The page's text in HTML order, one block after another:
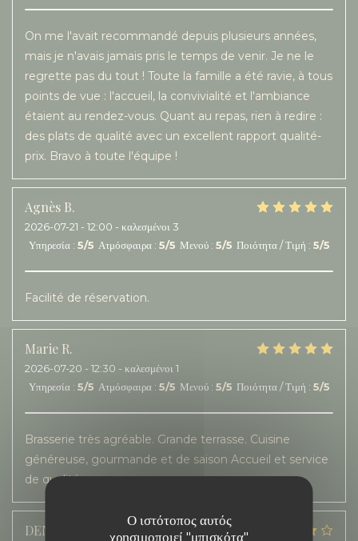
Ο ιστότοπος αυτός
χρησιμοποιεί "μπισκότα"
On me l'avait recommandé depuis plusieurs années,
mais je n'avais jamais pris le temps de venir. Je ne le
regrette pas du tout ! Toute la famille a été ravie, à tous
points de vue : l'accueil, la convivialité et l'ambiance
étaient au rendez-vous. Quant au repas, rien à redire :
des plats de qualité avec un excellent rapport qualité-
prix. Bravo à toute l'équipe !
Agnès B
2026-07-21 - 12:00 - καλεσμένοι 3
Υπηρεσία : 5/5 Ατμόσφαιρα : 5/5 Μενού : 5/5 Ποιότητα / Τιμή : 5/5
Facilité de réservation.
Marie R
2026-07-20 - 12:30 - καλεσμένοι 1
Υπηρεσία : 5/5 Ατμόσφαιρα : 5/5 Μενού : 5/5 Ποιότητα / Τιμή : 5/5
Brasserie très agréable. Grande terrasse. Cuisine
généreuse, gourmande et de saison Accueil et service
de qualité.
DENIS